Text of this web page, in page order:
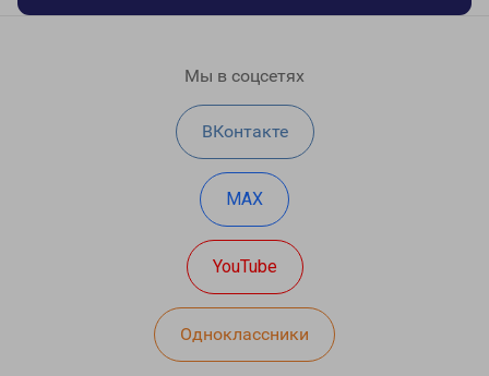
Мы в соцсетях
ВКонтакте
MAX
YouTube
Одноклассники